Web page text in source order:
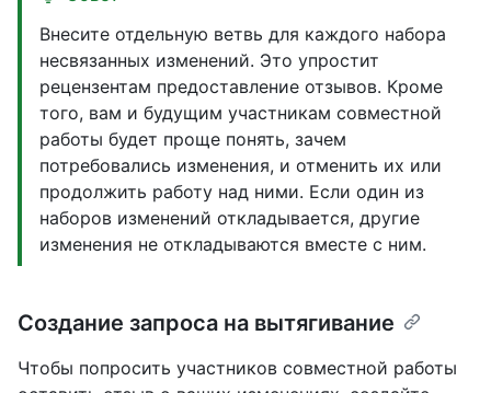
Внесите отдельную ветвь для каждого набора
несвязанных изменений. Это упростит
рецензентам предоставление отзывов. Кроме
того, вам и будущим участникам совместной
работы будет проще понять, зачем
потребовались изменения, и отменить их или
продолжить работу над ними. Если один из
наборов изменений откладывается, другие
изменения не откладываются вместе с ним.
Создание запроса на вытягивание
Чтобы попросить участников совместной работы